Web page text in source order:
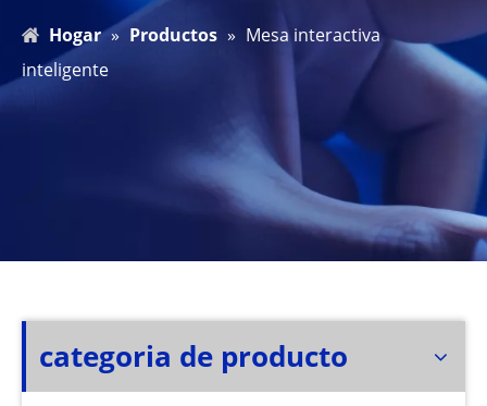
Hogar » Productos » Mesa interactiva
inteligente
categoria de producto